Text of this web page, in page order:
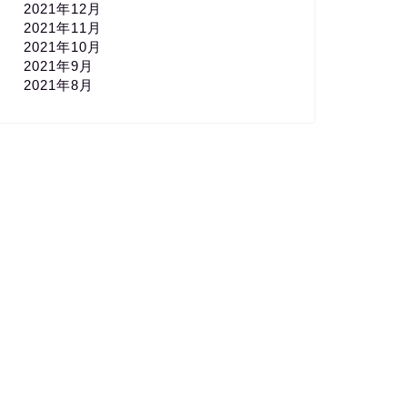
2021年12月
2021年11月
2021年10月
2021年9月
2021年8月